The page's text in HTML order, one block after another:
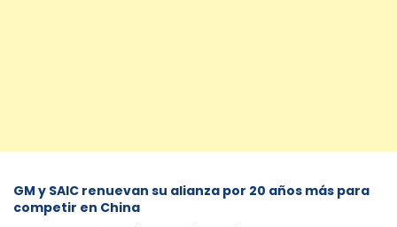
GM y SAIC renuevan su alianza por 20 años más para
competir en China